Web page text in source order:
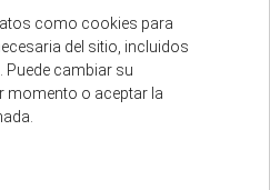
oficial
como cookies para
del sitio, incluidos
Puede cambiar su
momento o aceptar la